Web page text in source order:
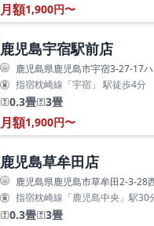
月額1,900円〜
鹿児島宇宿駅前店
鹿児島県鹿児島市宇宿3-27-17
指宿枕崎線「宇宿」 駅徒歩4分
0.3畳 3畳
月額1,900円〜
鹿児島草牟田店
鹿児島県鹿児島市草牟田2-3-28
指宿枕崎線「鹿児島中央」駅30
0.3畳 3畳